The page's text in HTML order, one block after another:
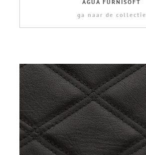
AGUA FURNISOFT
ga naar de collectie